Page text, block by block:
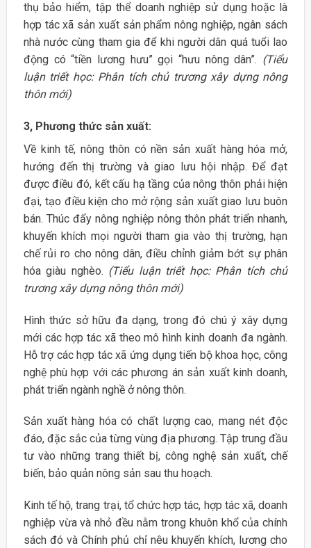
thụ bảo hiểm, tập thể doanh nghiệp sử dụng hoặc là
hợp tác xã sản xuất sản phẩm nông nghiệp, ngân sách
nhà nước cùng tham gia để khi người dân quá tuổi lao
động có “tiền lương hưu” gọi “hưu nông dân”. (Tiểu
luận triết học: Phân tích chủ trương xây dựng nông
thôn mới)
3, Phương thức sản xuất:
Về kinh tế, nông thôn có nền sản xuất hàng hóa mở,
hướng đến thị trường và giao lưu hội nhập. Để đạt
được điều đó, kết cấu hạ tầng của nông thôn phải hiện
đại, tạo điều kiện cho mở rộng sản xuất giao lưu buôn
bán. Thúc đẩy nông nghiệp nông thôn phát triển nhanh,
khuyến khích mọi người tham gia vào thị trường, hạn
chế rủi ro cho nông dân, điều chỉnh giảm bớt sự phân
hóa giàu nghèo. (Tiểu luận triết học: Phân tích chủ
trương xây dựng nông thôn mới)
Hình thức sở hữu đa dạng, trong đó chú ý xây dựng
mới các hợp tác xã theo mô hình kinh doanh đa ngành.
Hỗ trợ các hợp tác xã ứng dụng tiến bộ khoa học, công
nghệ phù hợp với các phương án sản xuất kinh doanh,
phát triển ngành nghề ở nông thôn.
Sản xuất hàng hóa có chất lượng cao, mang nét độc
đáo, đặc sắc của từng vùng địa phương. Tập trung đầu
tư vào những trang thiết bị, công nghệ sản xuất, chế
biến, bảo quản nông sản sau thu hoạch.
Kinh tế hộ, trang trại, tổ chức hợp tác, hợp tác xã, doanh
nghiệp vừa và nhỏ đều nằm trong khuôn khổ của chính
sách đó và Chính phủ chỉ nêu khuyến khích, lương cho